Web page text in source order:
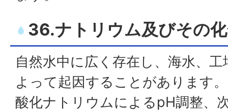
36.ナトリウム及びその
自然水中に広く存在し、海水、
よって起因することがあります
酸化ナトリウムによるpH調整、